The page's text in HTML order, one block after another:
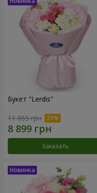
Букет "Lerdis"
11 865 грн
Заказать